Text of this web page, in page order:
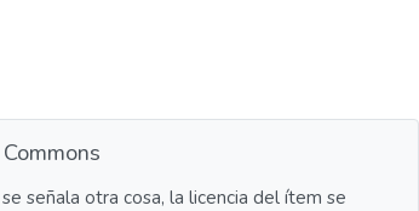
señala otra cosa, la licencia del ítem se